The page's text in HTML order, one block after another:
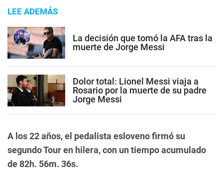
LEE ADEMÁS
La decisión que tomó la AFA tras la
muerte de Jorge Messi
Dolor total: Lionel Messi viaja a
Rosario por la muerte de su padre
Jorge Messi
A los 22 años, el pedalista esloveno firmó su
segundo Tour en hilera, con un tiempo acumulado
de 82h. 56m. 36s.